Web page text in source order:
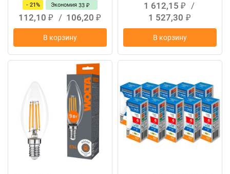
- 21% Экономия 33 ₽
112,10 ₽ / 106,20 ₽
В корзину
1 612,15 ₽
/
1 527,30 ₽
В корзину